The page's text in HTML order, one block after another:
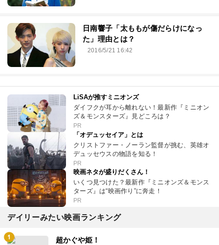
日南響子「太ももが傷だらけになっ
た」理由とは？
2016/5/21 16:42
LiSAが推すミニオンズ
ダイフクが耳から離れない！最新作『ミニオン
ズ＆モンスターズ』見どころは？
PR
「オデュッセイア」とは
クリストファー・ノーラン監督が挑む、英雄オ
デュッセウスの物語を知る！
PR
映画ネタが盛りだくさん！
いくつ見つけた？最新作『ミニオンズ＆モンス
ターズ』は“映画作り”に奔走！
PR
デイリーみたい映画ランキング
超かぐや姫！